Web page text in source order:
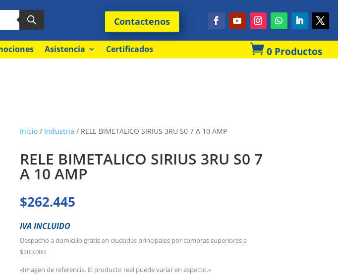
Contactenos
Asistencia Certificados  0 Productos
Inicio/ Industria / RELE BIMETALICO SIRIUS 3RU S0 7 A 10 AMP
RELE BIMETALICO SIRIUS 3RU S0 7
A 10 AMP
$262.445
IVA INCLUIDO
Despacho a domicilio gratis en ciudades principales por compras superiores a
$200.000
«Imagen de referencia. El producto real puede variar en aspecto.»